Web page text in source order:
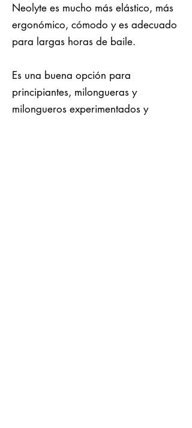
Neolyte es mucho más elástico, más
ergonómico, cómodo y es adecuado
para largas horas de baile.
Es una buena opción para
principiantes, milongueras y
milongueros experimentados y